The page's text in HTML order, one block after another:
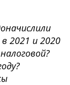
2021 и 2020